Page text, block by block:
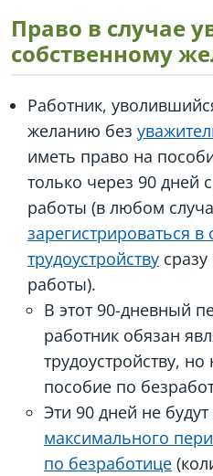
Право в случае
собственному
Работник,
желанию без
иметь право на
только через 90 дней
работы (в любом
зарегистрироваться в
трудоустройству
работы).
В этот 90-дневный
работник обязан
трудоустройству,
пособие по
Эти 90 дней не
максимального
по безработице